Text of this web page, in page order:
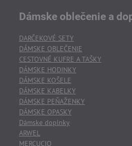
Dámske oblečenie a
DARČEKOVÉ SETY
DÁMSKE OBLEČENIE
CESTOVNÉ KUFRE A TAŠKY
DÁMSKE HODINKY
DÁMSKE KOŠELE
DÁMSKE KABELKY
DÁMSKE PEŇAŽENKY
DÁMSKE OPASKY
Dámske doplnky
ARWEL
MERCUCIO